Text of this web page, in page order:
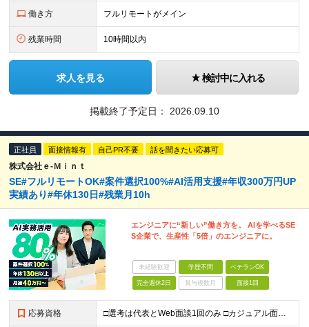
働き方 フルリモートがメイン
残業時間 10時間以内
求人を見る 検討中に入れる
掲載終了予定日： 2026.09.10
正社員 面接情報有 自己PR不要 話を聞きたい応募可
株式会社ｅ‐Ｍｉｎｔ
SE#フルリモートOK#案件選択100%#AI活用支援#年収300万円UP
実績あり#年休130日#残業月10h
エンジニアに“新しい”働き方を。 AIを学べるSE
S企業で、生産性「5倍」のエンジニアに。
未経験歓迎 学歴不問 ベテランOK
完全週休2日 賞与複数月 面接1回
応募資格 □選考は代表とWeb面談1回のみ □カジュアル面談も大歓迎！ 【応募条件】 ◎ITエンジニアの開発の実務経験をお持ちの方 └言語・業界・ジャンル不問 └ブランクありOK！学歴不問 ＼ こんな思いを